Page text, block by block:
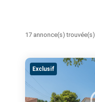
17 annonce(s) trouvée(s)
Exclusif